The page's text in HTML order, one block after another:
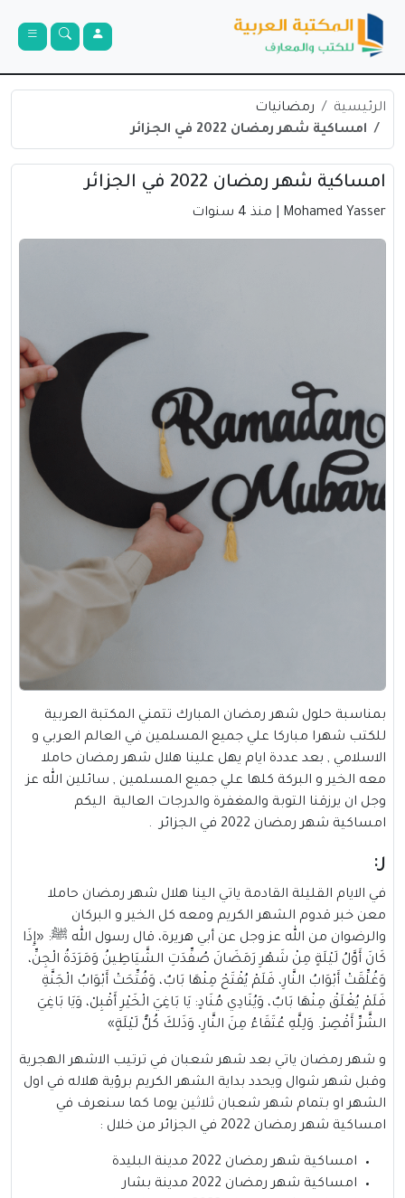
الرئيسية
رمضانيات
امساكية شهر رمضان 2022 في الجزائر
امساكية شهر رمضان 2022 في الجزائر
Mohamed Yasser | منذ 4 سنوات
بمناسبة حلول شهر رمضان المبارك تتمني المكتبة العربية
للكتب شهرا مباركا علي جميع المسلمين في العالم العربي و
الاسلامي , بعد عددة ايام يهل علينا هلال شهر رمضان حاملا
معه الخير و البركة كلها علي جميع المسلمين , سائلين الله عز
وجل ان يرزقنا التوبة والمغفرة والدرجات العالية اليكم
امساكية شهر رمضان 2022 في الجزائر .
ر:
في الايام القليلة القادمة ياتي الينا هلال شهر رمضان حاملا
معن خبر قدوم الشهر الكريم ومعه كل الخير و البركان
والرضوان من الله عز وجل عن أبي هريرة، قال رسول الله ﷺ: «إِذَا
كَانَ أَوَّلُ لَيْلَةٍ مِنْ شَهْرِ رَمَضَانَ صُفِّدَتِ الشَّيَاطِينُ وَمَرَدَةُ الْجِنِّ،
وَغُلِّقَتْ أَبْوَابُ النَّارِ، فَلَمْ يُفْتَحْ مِنْهَا بَابٌ، وَفُتِّحَتْ أَبْوَابُ الْجَنَّةِ
فَلَمْ يُغْلَقْ مِنْهَا بَابٌ، وَيُنَادِي مُنَادٍ: يَا بَاغِيَ الْخَيْرِ أَقْبِلْ، وَيَا بَاغِيَ
الشَّرِّ أَقْصِرْ. وَلِلَّهِ عُتَقَاءُ مِنَ النَّارِ، وَذَلكَ كُلُّ لَيْلَةٍ»
و شهر رمضان ياتي بعد شهر شعبان في ترتيب الاشهر الهجرية
وقبل شهر شوال ويحدد بداية الشهر الكريم برؤية هلاله في اول
الشهر او بتمام شهر شعبان ثلاثين يوما كما سنعرف في
امساكية شهر رمضان 2022 في الجزائر من خلال :
امساكية شهر رمضان 2022 مدينة البليدة
امساكية شهر رمضان 2022 مدينة بشار